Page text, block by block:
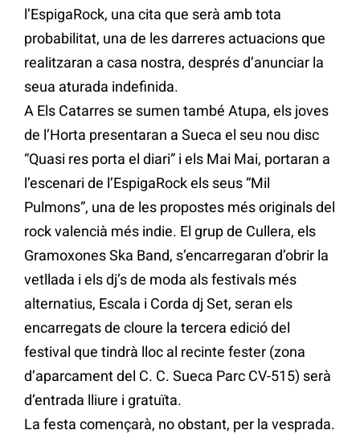
l’EspigaRock, una cita que serà amb tota
probabilitat, una de les darreres actuacions que
realitzaran a casa nostra, després d’anunciar la
seua aturada indefinida.
A Els Catarres se sumen també Atupa, els joves
de l’Horta presentaran a Sueca el seu nou disc
“Quasi res porta el diari” i els Mai Mai, portaran a
l’escenari de l’EspigaRock els seus “Mil
Pulmons”, una de les propostes més originals del
rock valencià més indie. El grup de Cullera, els
Gramoxones Ska Band, s’encarregaran d’obrir la
vetllada i els dj’s de moda als festivals més
alternatius, Escala i Corda dj Set, seran els
encarregats de cloure la tercera edició del
festival que tindrà lloc al recinte fester (zona
d’aparcament del C. C. Sueca Parc CV-515) serà
d’entrada lliure i gratuïta.
La festa començarà, no obstant, per la vesprada.